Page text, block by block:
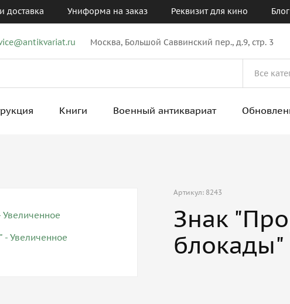
доставка Униформа на заказ Реквизит для кино Блог
Москва, Большой Саввинский пер., д.9, стр. 3
Книги Военный антиквариат
Артикул: 8243
Знак
блокады"